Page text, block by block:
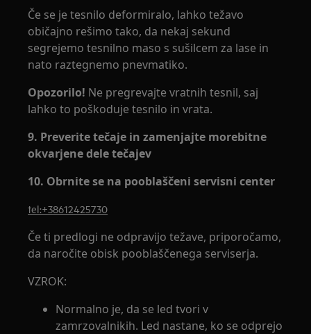
Če se je tesnilo deformiralo, lahko težavo
običajno rešimo tako, da nekaj sekund
segrejemo tesnilno maso s sušilcem za lase in
nato raztegnemo pnevmatiko.
Opozorilo! Ne pregrevajte vratnih tesnil, saj
lahko to poškoduje tesnilo in vrata.
9. Preverite tečaje in zamenjajte morebitne
okvarjene dele tečajev
10. Obrnite se na pooblaščeni servisni center
tel:+38612425730
Če ti predlogi ne odpravijo težave, priporočamo,
da naročite obisk pooblaščenega serviserja.
VZROK:
Normalno je, da se led tvori v
zamrzovalnikih. Led nastane, ko se odprejo